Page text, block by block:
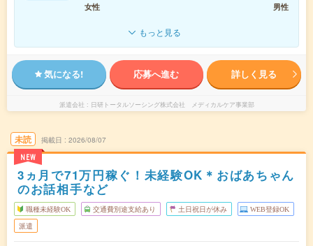
女性
男性
もっと見る
気になる! 応募へ進む 詳しく見る
派遣会社 日研トータルソーシング株式会社 メディカルケア事業部
未読
NEW
掲載日 2026/08/07
3ヵ月で71万円稼ぐ！未経験OK＊おばあちゃん
のお話相手など
職種未経験OK 交通費別途支給あり 土日祝日が休み WEB登録OK
派遣